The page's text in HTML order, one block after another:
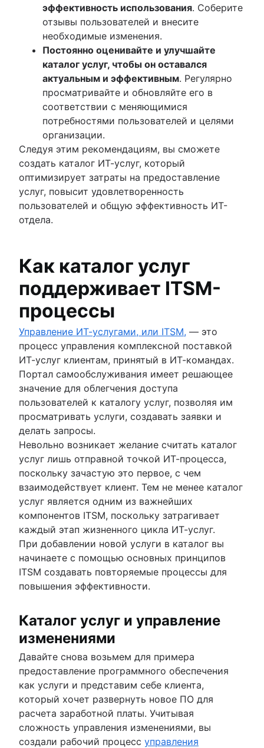
эффективность использования. Соберите
отзывы пользователей и внесите
необходимые изменения.
Постоянно оценивайте и улучшайте
каталог услуг, чтобы он оставался
актуальным и эффективным. Регулярно
просматривайте и обновляйте его в
соответствии с меняющимися
потребностями пользователей и целями
организации.
Следуя этим рекомендациям, вы сможете
создать каталог ИТ-услуг, который
оптимизирует затраты на предоставление
услуг, повысит удовлетворенность
пользователей и общую эффективность ИТ-
отдела.
Как каталог услуг
поддерживает ITSM-
процессы
Управление ИТ-услугами, или ITSM, — это
процесс управления комплексной поставкой
ИТ-услуг клиентам, принятый в ИТ-командах.
Портал самообслуживания имеет решающее
значение для облегчения доступа
пользователей к каталогу услуг, позволяя им
просматривать услуги, создавать заявки и
делать запросы.
Невольно возникает желание считать каталог
услуг лишь отправной точкой ИТ-процесса,
поскольку зачастую это первое, с чем
взаимодействует клиент. Тем не менее каталог
услуг является одним из важнейших
компонентов ITSM, поскольку затрагивает
каждый этап жизненного цикла ИТ-услуг.
При добавлении новой услуги в каталог вы
начинаете с помощью основных принципов
ITSM создавать повторяемые процессы для
повышения эффективности.
Каталог услуг и управление
изменениями
Давайте снова возьмем для примера
предоставление программного обеспечения
как услуги и представим себе клиента,
который хочет развернуть новое ПО для
расчета заработной платы. Учитывая
сложность управления изменениями, вы
создали рабочий процесс управления